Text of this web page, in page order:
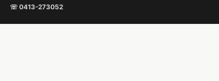
☏ 0413-273052